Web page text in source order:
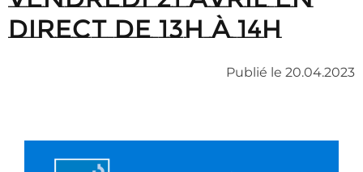
direct de 13h à 14h
Publié le 20.04.2023